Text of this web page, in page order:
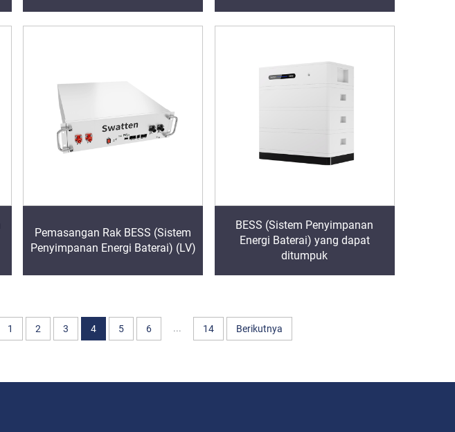
Pemasangan Rak BESS (Sistem
Penyimpanan Energi Baterai) (LV)
BESS (Sistem Penyimpanan
Energi Baterai) yang dapat
ditumpuk
1 2 3 4 5 6 ... 14 Berikutnya